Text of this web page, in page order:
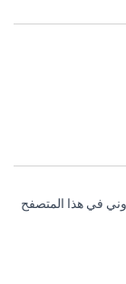
في هذا المتصفح